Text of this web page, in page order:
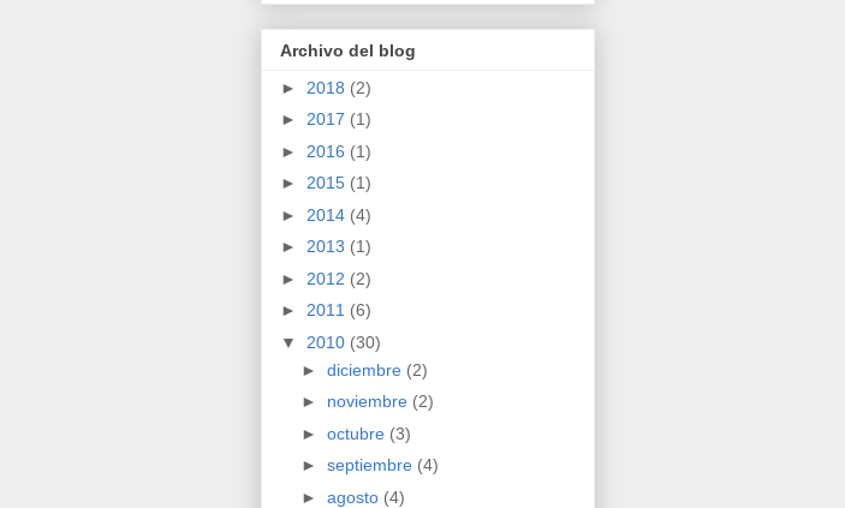
Archivo del blog
► 2018 (2)
► 2017 (1)
► 2016 (1)
► 2015 (1)
► 2014 (4)
► 2013 (1)
► 2012 (2)
► 2011 (6)
▼ 2010 (30)
► diciembre (2)
► noviembre (2)
► octubre (3)
► septiembre (4)
► agosto (4)